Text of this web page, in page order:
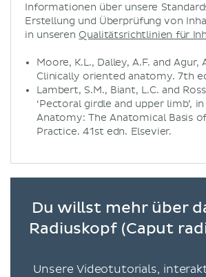
Informationen über unsere
Erstellung und Überprüfung von
in unseren Qualitätsrichtlinien für
Moore, K.L., Dalley, A.F. and Agur,
Clinically oriented anatomy. 7th
Lambert, S.M., Biant, L.C. and
‘Pectoral girdle and upper limb’, in
Anatomy: The Anatomical Basis
Practice. 41st edn. Elsevier.
Du willst mehr über
Radiuskopf (Caput
Unsere Videotutorials,